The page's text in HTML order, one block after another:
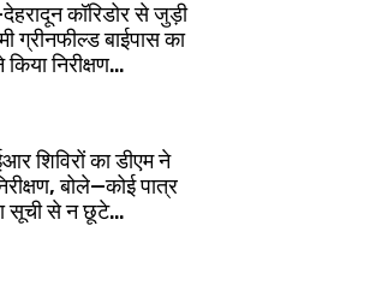
कॉरिडोर से जुड़ी
ग्रीनफील्ड बाईपास का
किया निरीक्षण…
शिविरों का डीएम ने
बोले—कोई पात्र
सूची से न छूटे…